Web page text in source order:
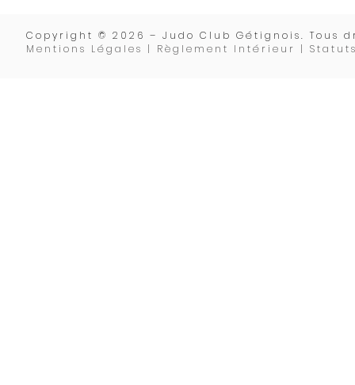
Copyrigh t © 2026 – Judo Club Gétignois. Tous
Mentions Légales | Règlement Intérieur |